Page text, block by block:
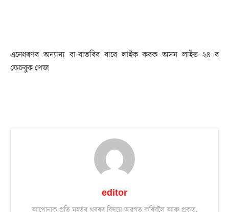
এনেধৰণৰ অন্যান্য বা-বাতৰিৰ বাবে লাইক কৰক অসম লাইভ ২৪ ৰ
ফেচবুক পেজ
editor
আপোনাক প্ৰতি মুহূৰ্তৰ খবৰৰ বিষয়ে অৱগত কৰিবলৈ আৰু প্ৰকৃত,